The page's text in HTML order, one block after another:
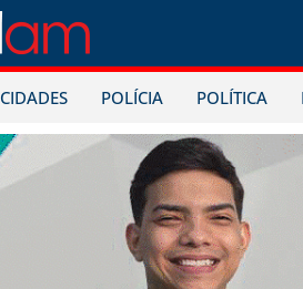
CIDADES POLÍCIA POLÍTICA